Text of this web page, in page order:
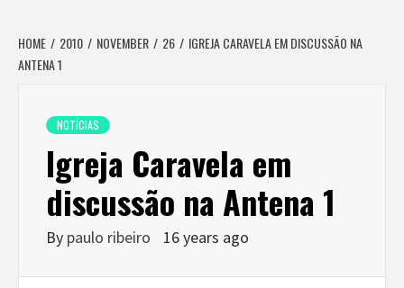
HOME 2010 NOVEMBER 26
IGREJA CARAVELA EM DISCUSSÃO NA
ANTENA 1
NOTÍCIAS
Igreja Caravela em
discussão na Antena 1
By paulo ribeiro 16 years ago